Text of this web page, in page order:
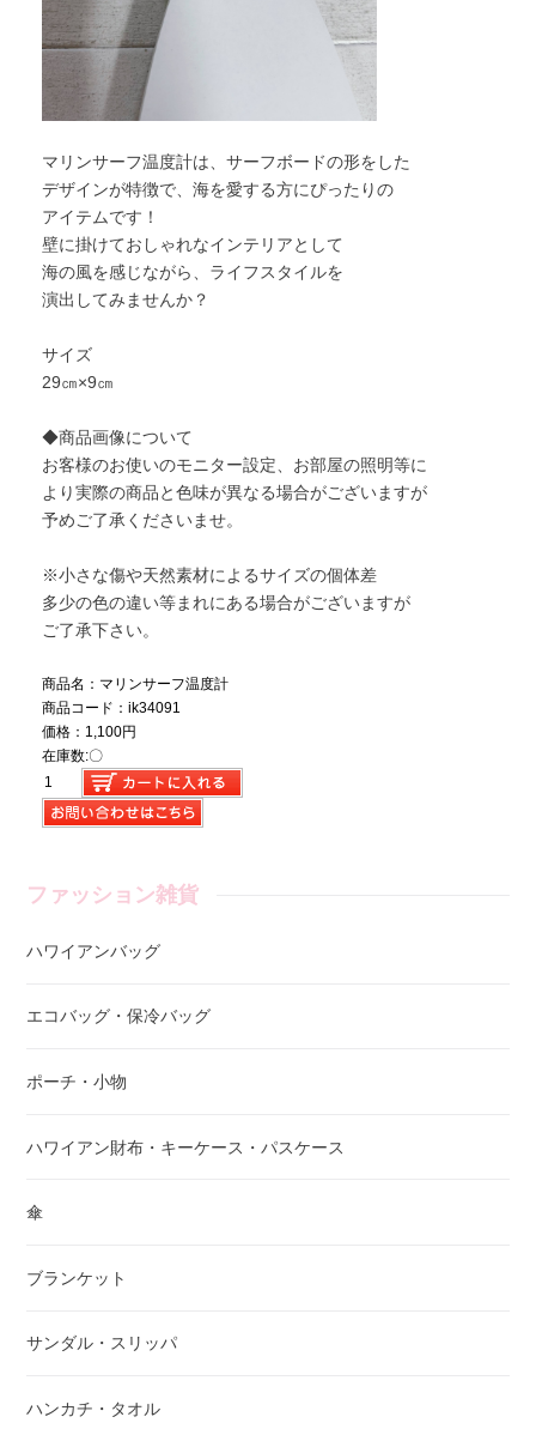
マリンサーフ温度計は、サーフボードの形をした
デザインが特徴で、海を愛する方にぴったりの
アイテムです！
壁に掛けておしゃれなインテリアとして
海の風を感じながら、ライフスタイルを
演出してみませんか？
サイズ
29㎝×9㎝
◆商品画像について
お客様のお使いのモニター設定、お部屋の照明等に
より実際の商品と色味が異なる場合がございますが
予めご了承くださいませ。
※小さな傷や天然素材によるサイズの個体差
多少の色の違い等まれにある場合がございますが
ご了承下さい。
商品名：マリンサーフ温度計
商品コード：ik34091
価格：1,100円
在庫数:〇
ファッション雑貨
ハワイアンバッグ
エコバッグ・保冷バッグ
ポーチ・小物
ハワイアン財布・キーケース・パスケース
傘
ブランケット
サンダル・スリッパ
ハンカチ・タオル